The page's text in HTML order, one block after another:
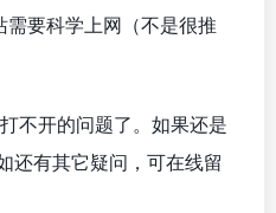
要科学上网（不是很推
不开的问题了。如果还是
还有其它疑问，可在线留